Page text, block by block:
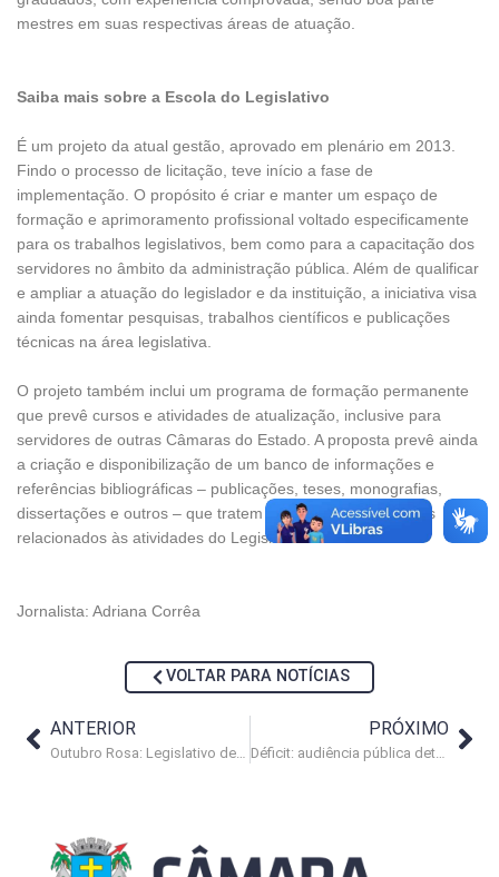
mestres em suas respectivas áreas de atuação.
Saiba mais sobre a Escola do Legislativo
É um projeto da atual gestão, aprovado em plenário em 2013.
Findo o processo de licitação, teve início a fase de
implementação. O propósito é criar e manter um espaço de
formação e aprimoramento profissional voltado especificamente
para os trabalhos legislativos, bem como para a capacitação dos
servidores no âmbito da administração pública. Além de qualificar
e ampliar a atuação do legislador e da instituição, a iniciativa visa
ainda fomentar pesquisas, trabalhos científicos e publicações
técnicas na área legislativa.
O projeto também inclui um programa de formação permanente
que prevê cursos e atividades de atualização, inclusive para
servidores de outras Câmaras do Estado. A proposta prevê ainda
a criação e disponibilização de um banco de informações e
referências bibliográficas – publicações, teses, monografias,
dissertações e outros – que tratem de questões e assuntos
relacionados às atividades do Legislativo.
Jornalista: Adriana Corrêa
VOLTAR PARA NOTÍCIAS
ANTERIOR PRÓXIMO
Déficit: audiência pública detalha números do 2º quadrimestre de 2016